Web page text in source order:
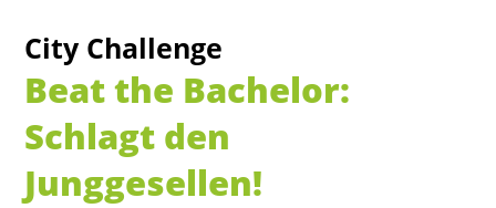
City Challenge
Beat the Bachelor:
Schlagt den
Junggesellen!